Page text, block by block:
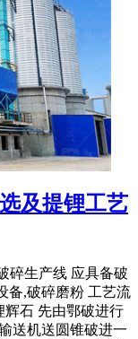
及提锂工艺
碎生产线 应具备破
备,破碎磨粉 工艺流
辉石 先由鄂破进行
送机送圆锥破进一